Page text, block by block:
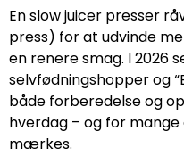
En slow juicer presser
press) for at udvinde
en renere smag. I 2026
selvfødningshopper og
både forberedelse og
hverdag – og for
mærkes.